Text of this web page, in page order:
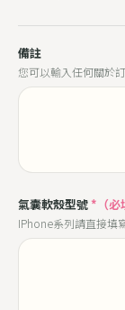
備註
您可以輸入任何關於
氣囊軟殼型號 *（必
IPhone系列請直接填